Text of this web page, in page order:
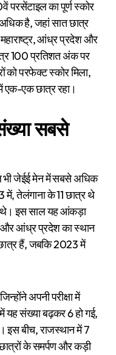
परसेंटाइल का पूर्ण स्कोर
है, जहां सात छात्र
आंध्र प्रदेश और
100 प्रतिशत अंक पर
को परफेक्ट स्कोर मिला,
एक-एक छात्र रहा।
सबसे
तेलंगाना के 11 छात्र थे
थे। इस साल यह आंकड़ा
और आंध्र प्रदेश का स्थान
हैं, जबकि 2023 में
अपनी परीक्षा में
संख्या बढ़कर 6 हो गई,
इस बीच, राजस्थान में 7
के समर्पण और कड़ी